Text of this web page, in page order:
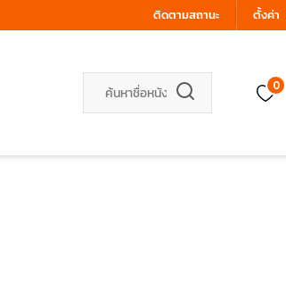
ติดตามสถานะ ตั้งค่า
0